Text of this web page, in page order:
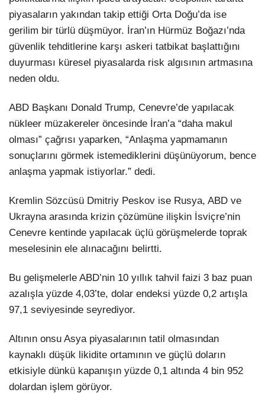
piyasaların yakından takip ettiği Orta Doğu’da ise
gerilim bir türlü düşmüyor. İran’ın Hürmüz Boğazı’nda
güvenlik tehditlerine karşı askeri tatbikat başlattığını
duyurması küresel piyasalarda risk algısının artmasına
neden oldu.
ABD Başkanı Donald Trump, Cenevre’de yapılacak
nükleer müzakereler öncesinde İran’a “daha makul
olması” çağrısı yaparken, “Anlaşma yapmamanın
sonuçlarını görmek istemediklerini düşünüyorum, bence
anlaşma yapmak istiyorlar.” dedi.
Kremlin Sözcüsü Dmitriy Peskov ise Rusya, ABD ve
Ukrayna arasında krizin çözümüne ilişkin İsviçre’nin
Cenevre kentinde yapılacak üçlü görüşmelerde toprak
meselesinin ele alınacağını belirtti.
Bu gelişmelerle ABD’nin 10 yıllık tahvil faizi 3 baz puan
azalışla yüzde 4,03’te, dolar endeksi yüzde 0,2 artışla
97,1 seviyesinde seyrediyor.
Altının onsu Asya piyasalarının tatil olmasından
kaynaklı düşük likidite ortamının ve güçlü doların
etkisiyle dünkü kapanışın yüzde 0,1 altında 4 bin 952
dolardan işlem görüyor.